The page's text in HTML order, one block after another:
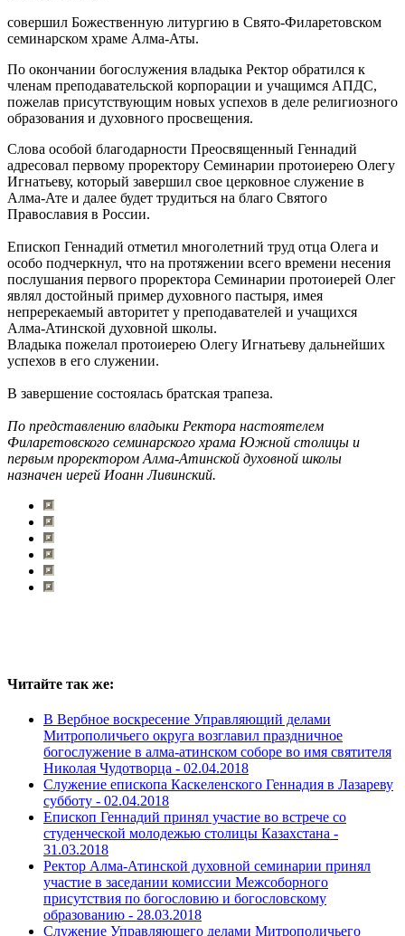
совершил Божественную литургию в Свято-Филаретовском
семинарском храме Алма-Аты.
По окончании богослужения владыка Ректор обратился к
членам преподавательской корпорации и учащимся АПДС,
пожелав присутствующим новых успехов в деле религиозного
образования и духовного просвещения.
Слова особой благодарности Преосвященный Геннадий
адресовал первому проректору Семинарии протоиерею Олегу
Игнатьеву, который завершил свое церковное служение в
Алма-Ате и далее будет трудиться на благо Святого
Православия в России.
Епископ Геннадий отметил многолетний труд отца Олега и
особо подчеркнул, что на протяжении всего времени несения
послушания первого проректора Семинарии протоиерей Олег
являл достойный пример духовного пастыря, имея
непререкаемый авторитет у преподавателей и учащихся
Алма-Атинской духовной школы.
Владыка пожелал протоиерею Олегу Игнатьеву дальнейших
успехов в его служении.
В завершение состоялась братская трапеза.
По представлению владыки Ректора настоятелем
Филаретовского семинарского храма Южной столицы и
первым проректором Алма-Атинской духовной школы
назначен иерей Иоанн Ливинский.
Читайте так же:
В Вербное воскресение Управляющий делами
Митрополичьего округа возглавил праздничное
богослужение в алма-атинском соборе во имя святителя
Николая Чудотворца - 02.04.2018
Служение епископа Каскеленского Геннадия в Лазареву
субботу - 02.04.2018
Епископ Геннадий принял участие во встрече со
студенческой молодежью столицы Казахстана -
31.03.2018
Ректор Алма-Атинской духовной семинарии принял
участие в заседании комиссии Межсоборного
присутствия по богословию и богословскому
образованию - 28.03.2018
Служение Управляющего делами Митрополичьего